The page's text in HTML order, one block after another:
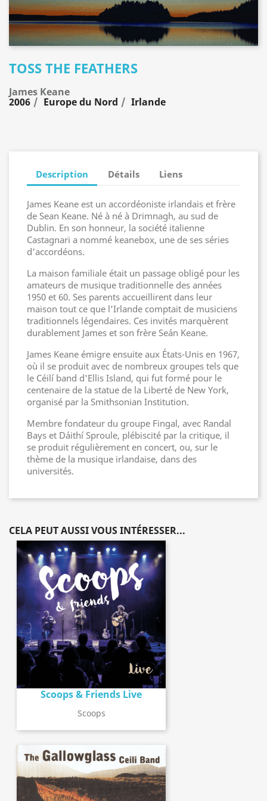
TOSS THE FEATHERS
James Keane
2006 Europe du Nord Irlande
Description Détails Liens
James Keane est un accordéoniste irlandais et frère
de Sean Keane. Né à né à Drimnagh, au sud de
Dublin. En son honneur, la société italienne
Castagnari a nommé keanebox, une de ses séries
d'accordéons.
La maison familiale était un passage obligé pour les
amateurs de musique traditionnelle des années
1950 et 60. Ses parents accueillirent dans leur
maison tout ce que l'Irlande comptait de musiciens
traditionnels légendaires. Ces invités marquèrent
durablement James et son frère Seán Keane.
James Keane émigre ensuite aux États-Unis en 1967,
où il se produit avec de nombreux groupes tels que
le Céilí band d'Ellis Island, qui fut formé pour le
centenaire de la statue de la Liberté de New York,
organisé par la Smithsonian Institution.
Membre fondateur du groupe Fingal, avec Randal
Bays et Dáithí Sproule, plébiscité par la critique, il
se produit régulièrement en concert, ou, sur le
thème de la musique irlandaise, dans des
universités.
CELA PEUT AUSSI VOUS INTÉRESSER...
Scoops & Friends Live
Scoops